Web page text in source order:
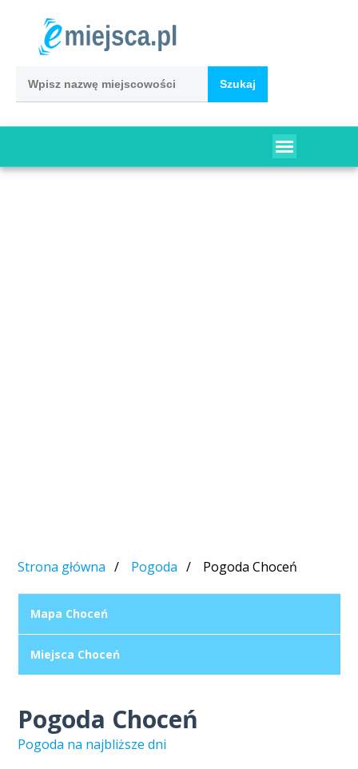
Strona główna Pogoda Pogoda Choceń
Mapa Choceń
Miejsca Choceń
Pogoda Choceń
Pogoda na najbliższe dni